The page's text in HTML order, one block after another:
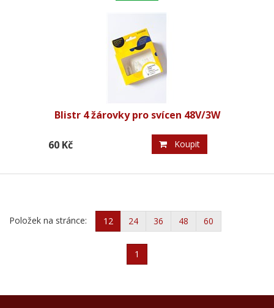
Blistr 4 žárovky pro svícen 48V/3W
60 Kč Koupit
Položek na stránce: 12 24 36 48 60
1